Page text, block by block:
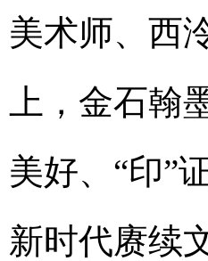
美术师、西
上，金石翰
美好、“印”
新时代赓续